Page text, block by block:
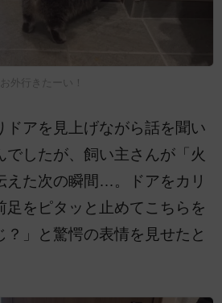
お外行きたーい！
ドアを見上げながら話を聞い
でしたが、飼い主さんが「火
えた次の瞬間…。ドアをカリ
足をピタッと止めてこちらを
」と驚愕の表情を見せたと